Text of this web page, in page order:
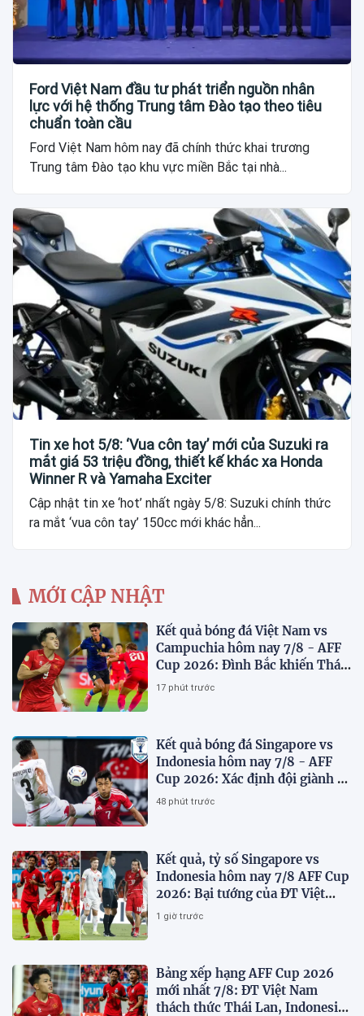
Ford Việt Nam đầu tư phát triển nguồn nhân
lực với hệ thống Trung tâm Đào tạo theo tiêu
chuẩn toàn cầu
Ford Việt Nam hôm nay đã chính thức khai trương
Trung tâm Đào tạo khu vực miền Bắc tại nhà...
Tin xe hot 5/8: ‘Vua côn tay’ mới của Suzuki ra
mắt giá 53 triệu đồng, thiết kế khác xa Honda
Winner R và Yamaha Exciter
Cập nhật tin xe ‘hot’ nhất ngày 5/8: Suzuki chính thức
ra mắt ‘vua côn tay’ 150cc mới khác hẳn...
MỚI CẬP NHẬT
Kết quả bóng đá Việt Nam vs
Campuchia hôm nay 7/8 - AFF
Cup 2026: Đình Bắc khiến Thái
Lan run sợ
17 phút trước
Kết quả bóng đá Singapore vs
Indonesia hôm nay 7/8 - AFF
Cup 2026: Xác định đội giành vé
Bán kết
48 phút trước
Kết quả, tỷ số Singapore vs
Indonesia hôm nay 7/8 AFF Cup
2026: Bại tướng của ĐT Việt
nam dừng bước sớm
1 giờ trước
Bảng xếp hạng AFF Cup 2026
mới nhất 7/8: ĐT Việt Nam
thách thức Thái Lan, Indonesia